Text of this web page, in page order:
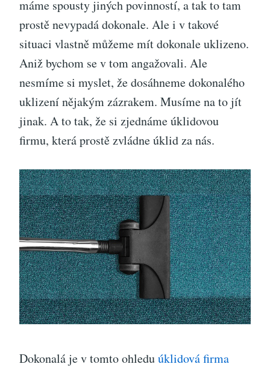
máme spousty jiných povinností, a tak to tam
prostě nevypadá dokonale. Ale i v takové
situaci vlastně můžeme mít dokonale uklizeno.
Aniž bychom se v tom angažovali. Ale
nesmíme si myslet, že dosáhneme dokonalého
uklizení nějakým zázrakem. Musíme na to jít
jinak. A to tak, že si zjednáme úklidovou
firmu, která prostě zvládne úklid za nás.
Dokonalá je v tomto ohleduúklidová firma